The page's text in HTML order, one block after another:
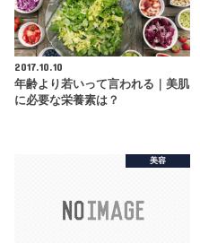
2017.10.10
年齢より若いって言われる｜美肌
に必要な栄養素は？
美容